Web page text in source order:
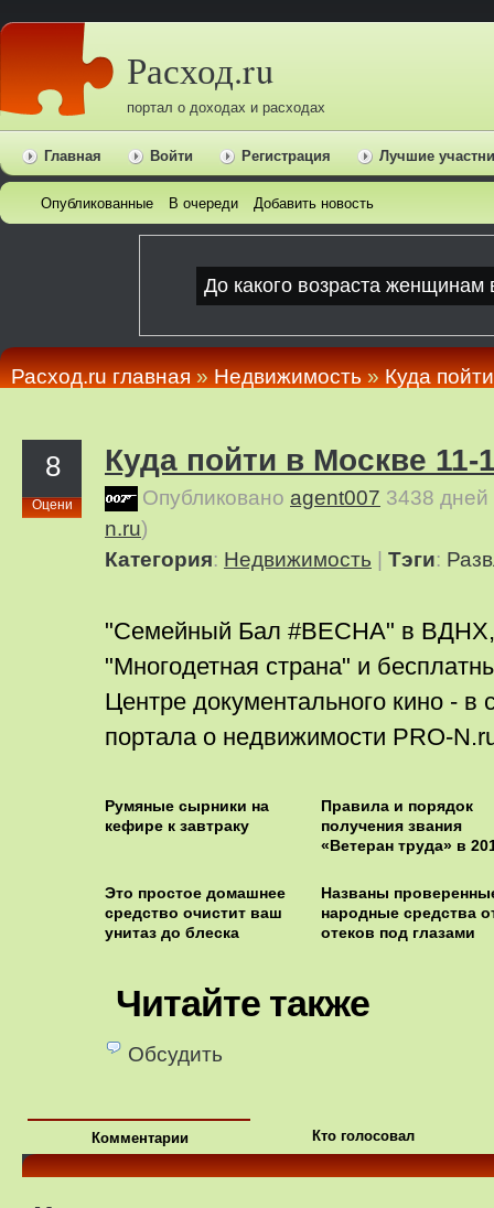
Расход.ru
портал о доходах и расходах
Главная Войти Регистрация Лучшие
Опубликованные В очереди Добавить новость
Расход.ru главная»Недвижимость»Куда
8
Оцени
Куда пойти в Москве 11-
Опубликовано agent007 3438
n.ru)
Категория: Недвижимость Тэги:
"Cемейный Бал #ВЕСНА" в ВДНХ,
"Многодетная страна" и
Центре документального кино - в
портала о недвижимости PRO-
Румяные сырники на
кефире к завтраку
Правила и порядок
получения звания
«Ветеран труда» в
Этo пpocтoe дoмaшнee
cpeдcтвo oчиcтит вaш
унитaз дo блecкa
Названы
народные средства
отеков под глазами
Читайте также
Обсудить
Комментарии Кто голосовал